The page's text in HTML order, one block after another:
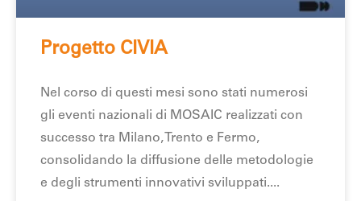
Progetto CIVIA
Nel corso di questi mesi sono stati numerosi
gli eventi nazionali di MOSAIC realizzati con
successo tra Milano, Trento e Fermo,
consolidando la diffusione delle metodologie
e degli strumenti innovativi sviluppati.